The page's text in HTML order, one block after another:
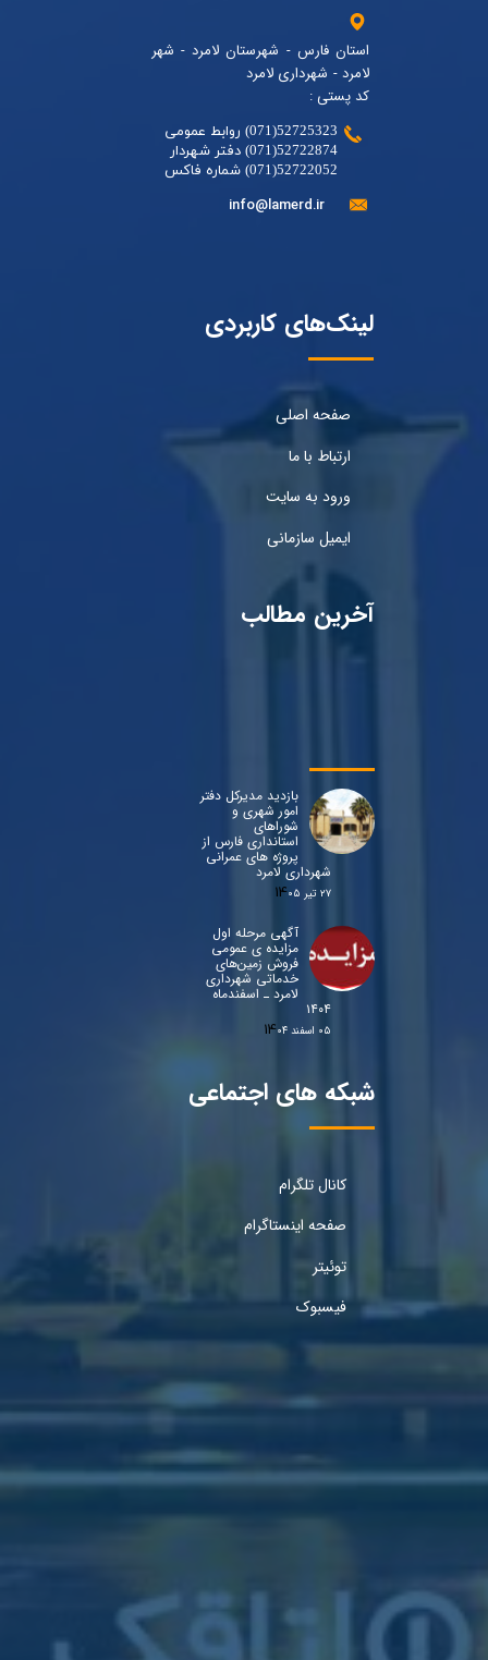
استان فارس - شهرستان لامرد - شهر
لامرد - شهرداری لامرد
کد پستی :
52725323(071) روابط عمومی
52722874(071) دفتر شهردار
52722052(071) شماره فاکس
info@lamerd.ir
لینک‌های کاربردی
صفحه اصلی
ارتباط با ما
ورود به سایت
ایمیل سازمانی
آخرین مطالب
بازدید مدیرکل دفتر
امور شهری و
شوراهای
استانداری فارس از
پروژه های عمرانی
شهرداری لامرد
۲۷ تیر ۰۵
آگهی مرحله اول
مزایده ی عمومی
فروش زمین‌های
خدماتی شهرداری
لامرد ـ اسفندماه
۱۴۰۴
۰۵ اسفند ۰۴
شبکه های اجتماعی
کانال تلگرام
صفحه اینستاگرام
توئیتر
فیسبوک